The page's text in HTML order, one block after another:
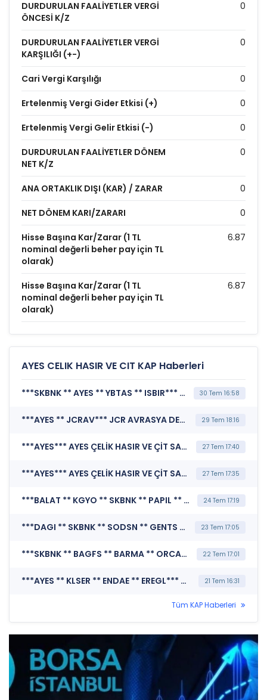
DURDURULAN FAALİYETLER VERGİ
ÖNCESİ K/Z
0
DURDURULAN FAALİYETLER VERGİ
KARŞILIĞI (+-)
0
Cari Vergi Karşılığı 0
Ertelenmiş Vergi Gider Etkisi (+) 0
Ertelenmiş Vergi Gelir Etkisi (-) 0
DURDURULAN FAALİYETLER DÖNEM
NET K/Z
0
ANA ORTAKLIK DIŞI (KAR) / ZARAR 0
NET DÖNEM KARI/ZARARI 0
Hisse Başına Kar/Zarar (1 TL
nominal değerli beher pay için TL
olarak)
6.87
Hisse Başına Kar/Zarar (1 TL
nominal değerli beher pay için TL
olarak)
6.87
AYES CELIK HASIR VE CIT KAP Haberleri
***SKBNK ** AYES ** YBTAS ** ISBIR*** MERKEZİ KAYIT KURULUŞU A.Ş. (Borsada İşlem Gören Tipe Dönüşüm Duyurusu) 30 Tem 16:58
***AYES ** JCRAV*** JCR AVRASYA DERECELENDİRME A.Ş. (Kredi Derecelendirmesi) 29 Tem 18:16
***AYES*** AYES ÇELİK HASIR VE ÇİT SANAYİ A.Ş. (Şirket Genel Bilgi Formu) 27 Tem 17:40
***AYES*** AYES ÇELİK HASIR VE ÇİT SANAYİ A.Ş. (Özel Durum Açıklaması (Genel)) 27 Tem 17:35
***BALAT ** KGYO ** SKBNK ** PAPIL ** AYES ** YBTAS ** SURGY ** BERA ** FZLGY*** MERKEZİ KAYIT KURULUŞU A.Ş. (Borsada İşlem Gören Tipe Dönüşüm Duyurusu) 24 Tem 17:19
***DAGI ** SKBNK ** SODSN ** GENTS ** BARMA ** AYES ** EKGYO ** VSNMD ** TTKOM*** MERKEZİ KAYIT KURULUŞU A.Ş. (Borsada İşlem Gören Tipe Dönüşüm Duyurusu) 23 Tem 17:05
***SKBNK ** BAGFS ** BARMA ** ORCAY ** AYES ** ENDAE*** MERKEZİ KAYIT KURULUŞU A.Ş. (Borsada İşlem Gören Tipe Dönüşüm Duyurusu) 22 Tem 17:01
***AYES ** KLSER ** ENDAE ** EREGL*** MERKEZİ KAYIT KURULUŞU A.Ş. (Borsada İşlem Gören Tipe Dönüşüm Duyurusu) 21 Tem 16:31
Tüm KAP Haberleri